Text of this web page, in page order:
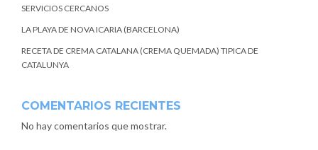
SERVICIOS CERCANOS
LA PLAYA DE NOVA ICARIA (BARCELONA)
RECETA DE CREMA CATALANA (CREMA QUEMADA) TIPICA DE
CATALUNYA
COMENTARIOS RECIENTES
No hay comentarios que mostrar.